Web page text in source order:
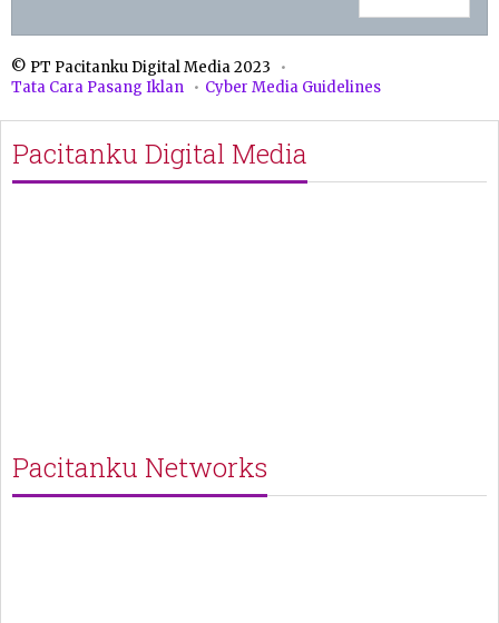
© PT Pacitanku Digital Media 2023
Tata Cara Pasang Iklan
Cyber Media Guidelines
Pacitanku Digital Media
Pacitanku Networks